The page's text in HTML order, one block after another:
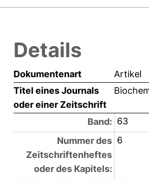
Details
Dokumentenart
Artikel
Titel eines Journals
oder einer Zeitschrift
Band: 63
Nummer des
Zeitschriftenheftes
oder des Kapitels:
6